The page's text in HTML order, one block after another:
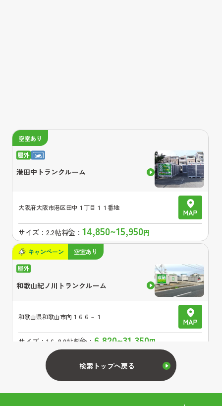
空室あり
港田中トランクルーム
大阪府大阪市港区田中１丁目１１番地
サイズ： 2.2帖料金： 14,850~15,950円
キャンペーン 空室あり
和歌山紀ノ川トランクルーム
和歌山県和歌山市向１６６－１
サイズ： 1.6~8.0帖料金： 6,820~31,350円
キャンペーン 空室あり
広畑区西蒲田トランクルーム
検索トップへ戻る